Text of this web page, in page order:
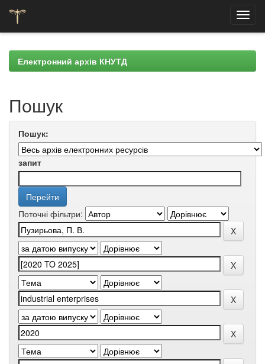
navigationЕлектронний архів КНУТД
Пошук
Пошук:
запит
Поточні фільтри: